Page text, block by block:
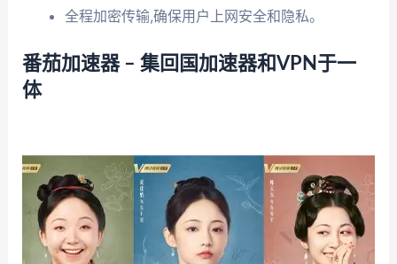
全程加密传输,确保用户上网安全和隐私。
番茄加速器 – 集回国加速器和VPN于一
体